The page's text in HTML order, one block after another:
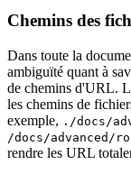
Chemins des
Dans toute la
ambiguïté quant à
de chemins d'URL.
les chemins de
exemple, ./docs/
/docs/advanced/
rendre les URL